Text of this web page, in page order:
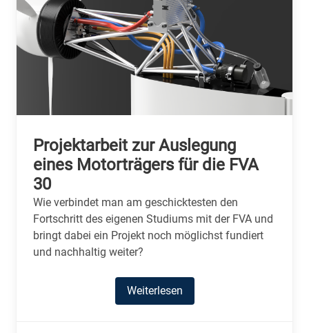
Projektarbeit zur Auslegung
eines Motorträgers für die FVA
30
Wie verbindet man am geschicktesten den
Fortschritt des eigenen Studiums mit der FVA und
bringt dabei ein Projekt noch möglichst fundiert
und nachhaltig weiter?
Weiterlesen